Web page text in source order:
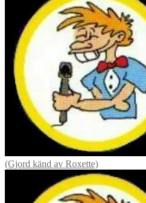
(Gjord känd av Roxette)